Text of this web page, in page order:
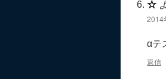
☆
2014
αテ
返信